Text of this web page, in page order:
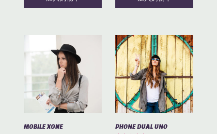
MOBILE XONE PHONE DUAL UNO